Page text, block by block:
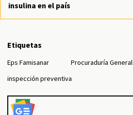
insulina en el país
Etiquetas
Eps Famisanar Procuraduría General
inspección preventiva